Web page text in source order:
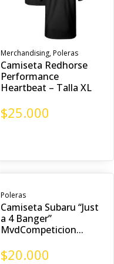
Merchandising,Poleras
Camiseta Redhorse
Performance
Heartbeat – Talla XL
$25.000
Poleras
Camiseta Subaru “Just
a 4 Banger”
MvdCompeticion...
$20.000